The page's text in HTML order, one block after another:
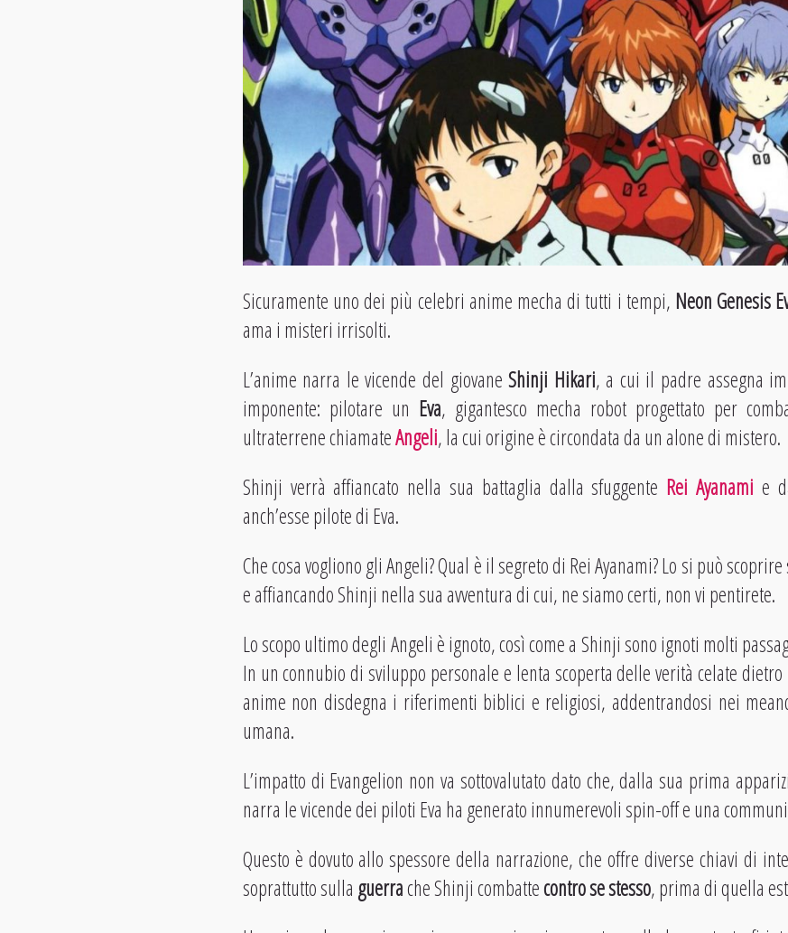
Sicuramente uno dei più celebri anime mecha di tutti i tempi, Neon Genesis
ama i misteri irrisolti.
L’anime narra le vicende del giovaneShinji Hikari, a cui il padre assegna
imponente: pilotare un Eva, gigantesco mecha robot progettato per
ultraterrene chiamateAngeli, la cui origine è circondata da un alone di mistero.
Shinji verrà affiancato nella sua battaglia dalla sfuggente Rei Ayanami e
anch’esse pilote di Eva.
Che cosa vogliono gli Angeli? Qual è il segreto di Rei Ayanami? Lo si può
e affiancando Shinji nella sua avventura di cui, ne siamo certi, non vi pentirete.
Lo scopo ultimo degli Angeli è ignoto, così come a Shinji sono ignoti molti
In un connubio di sviluppo personale e lenta scoperta delle verità celate
anime non disdegna i riferimenti biblici e religiosi, addentrandosi nei
umana.
L’impatto di Evangelion non va sottovalutato dato che, dalla sua prima
narra le vicende dei piloti Eva ha generato innumerevoli spin-off e una
Questo è dovuto allo spessore della narrazione, che offre diverse chiavi di
soprattutto sulla guerrache Shinji combattecontro se stesso, prima di quella